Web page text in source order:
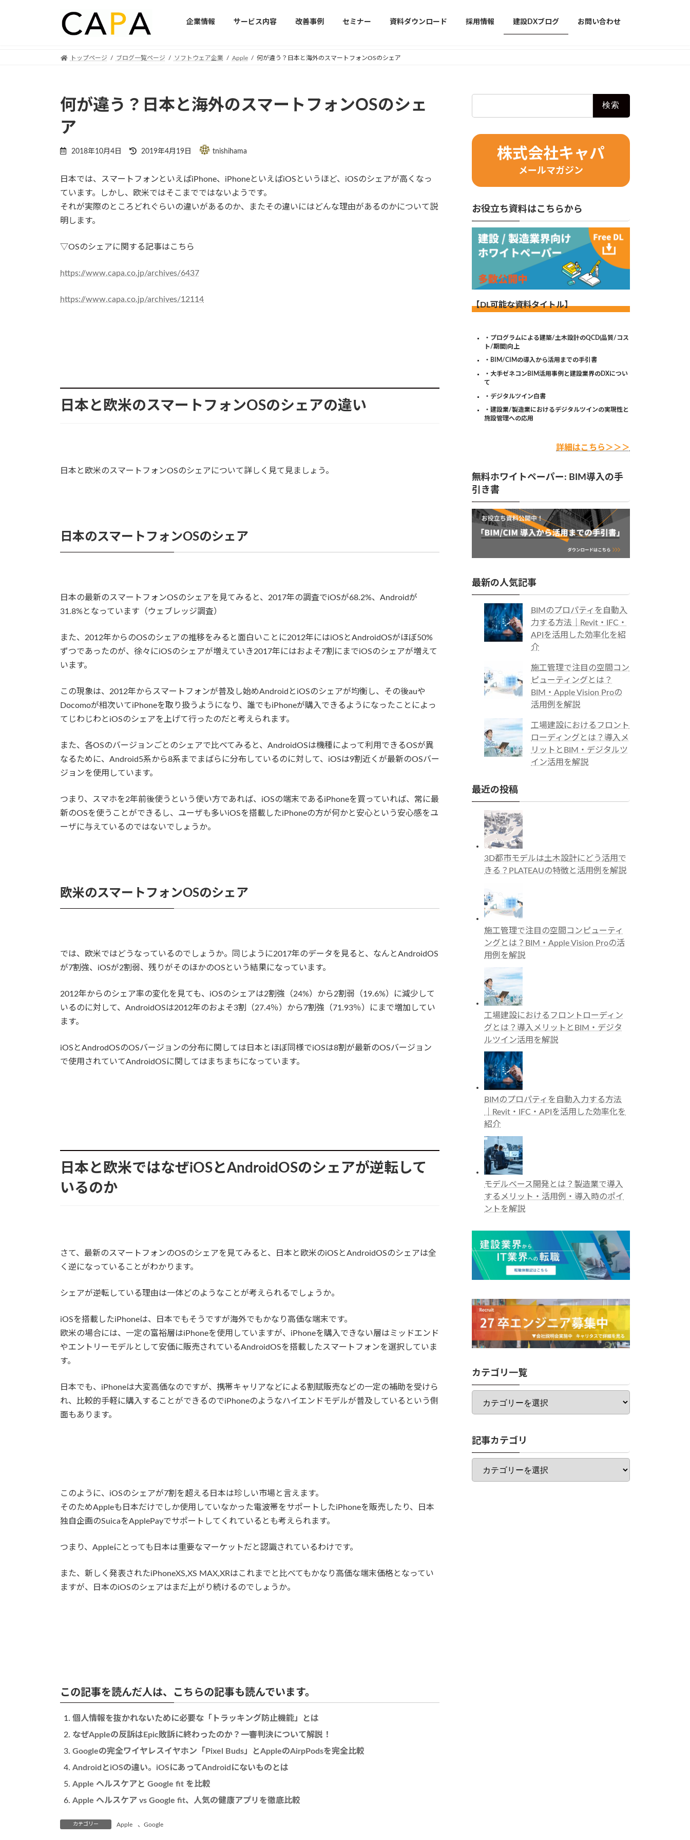
企業情報 サービス内容 改善事例 セミナー 資料ダウンロード 採用情報 建設DXブログ お問い合わせ
トップページ ブログ一覧ページ ソフトウェア企業 Apple 何が違う？日本と海外のスマートフォンOSのシェア
何が違う？日本と海外のスマートフォンOSのシェ
ア
2018年10月4日
Last
updated
2019年4月19日 tnishihama
日本では、スマートフォンといえばiPhone、iPhoneといえばiOSというほど、iOSのシェアが高くなっ
ています。しかし、欧米ではそこまでではないようです。
それが実際のところどれぐらいの違いがあるのか、またその違いにはどんな理由があるのかについて説
明します。
▽OSのシェアに関する記事はこちら
https://www.capa.co.jp/archives/6437
https://www.capa.co.jp/archives/12114
日本と欧米のスマートフォンOSのシェアの違い
日本と欧米のスマートフォンOSのシェアについて詳しく見て見ましょう。
日本のスマートフォンOSのシェア
日本の最新のスマートフォンOSのシェアを見てみると、2017年の調査でiOSが68.2%、Androidが
31.8%となっています（ウェブレッジ調査）
また、2012年からのOSのシェアの推移をみると面白いことに2012年にはiOSとAndroidOSがほぼ50%
ずつであったのが、徐々にiOSのシェアが増えていき2017年にはおよそ7割にまでiOSのシェアが増えて
います。
この現象は、2012年からスマートフォンが普及し始めAndroidとiOSのシェアが均衡し、その後auや
Docomoが相次いてiPhoneを取り扱うようになり、誰でもiPhoneが購入できるようになったことによっ
てじわじわとiOSのシェアを上げて行ったのだと考えられます。
また、各OSのバージョンごとのシェアで比べてみると、AndroidOSは機種によって利用できるOSが異
なるために、Android5系から8系までまばらに分布しているのに対して、iOSは9割近くが最新のOSバー
ジョンを使用しています。
つまり、スマホを2年前後使うという使い方であれば、iOSの端末であるiPhoneを買っていれば、常に最
新のOSを使うことができるし、ユーザも多いiOSを搭載したiPhoneの方が何かと安心という安心感をユ
ーザに与えているのではないでしょうか。
欧米のスマートフォンOSのシェア
では、欧米ではどうなっているのでしょうか。同じように2017年のデータを見ると、なんとAndroidOS
が7割強、iOSが2割弱、残りがそのほかのOSという結果になっています。
2012年からのシェア率の変化を見ても、iOSのシェアは2割強（24%）から2割弱（19.6%）に減少して
いるのに対して、AndroidOSは2012年のおよそ3割（27.4％）から7割強（71.93％）にまで増加してい
ます。
iOSとAndrodOSのOSバージョンの分布に関しては日本とほぼ同様でiOSは8割が最新のOSバージョン
で使用されていてAndroidOSに関してはまちまちになっています。
日本と欧米ではなぜiOSとAndroidOSのシェアが逆転して
いるのか
さて、最新のスマートフォンのOSのシェアを見てみると、日本と欧米のiOSとAndroidOSのシェアは全
く逆になっていることがわかります。
シェアが逆転している理由は一体どのようなことが考えられるでしょうか。
iOSを搭載したiPhoneは、日本でもそうですが海外でもかなり高価な端末です。
欧米の場合には、一定の富裕層はiPhoneを使用していますが、iPhoneを購入できない層はミッドエンド
やエントリーモデルとして安価に販売されているAndroidOSを搭載したスマートフォンを選択していま
す。
日本でも、iPhoneは大変高価なのですが、携帯キャリアなどによる割賦販売などの一定の補助を受けら
れ、比較的手軽に購入することができるのでiPhoneのようなハイエンドモデルが普及しているという側
面もあります。
このように、iOSのシェアが7割を超える日本は珍しい市場と言えます。
そのためAppleも日本だけでしか使用していなかった電波帯をサポートしたiPhoneを販売したり、日本
独自企画のSuicaをApplePayでサポートしてくれているとも考えられます。
つまり、Appleにとっても日本は重要なマーケットだと認識されているわけです。
また、新しく発表されたiPhoneXS,XS MAX,XRはこれまでと比べてもかなり高価な端末価格となってい
ますが、日本のiOSのシェアはまだ上がり続けるのでしょうか。
この記事を読んだ人は、こちらの記事も読んでいます。
個人情報を抜かれないために必要な「トラッキング防止機能」とは
なぜAppleの反訴はEpic敗訴に終わったのか？一審判決について解説！
Googleの完全ワイヤレスイヤホン「Pixel Buds」とAppleのAirpPodsを完全比較
AndroidとiOSの違い。iOSにあってAndroidにないものとは
Apple ヘルスケアと Google fit を比較
Apple ヘルスケア vs Google fit、人気の健康アプリを徹底比較
カテゴリー Apple 、 Google
株式会社キャパ
メールマガジン
お役立ち資料はこちらから
【DL可能な資料タイトル】
・プログラムによる建築/土木設計のQCD(品質/コス
ト/期間)向上
・BIM/CIMの導入から活用までの手引書
・大手ゼネコンBIM活用事例と建設業界のDXについ
て
・デジタルツイン白書
・建設業/製造業におけるデジタルツインの実現性と
施設管理への応用
詳細はこちら＞＞＞
無料ホワイトペーパー: BIM導入の手
引き書
最新の人気記事
BIMのプロパティを自動入
力する方法｜Revit・IFC・
APIを活用した効率化を紹
介
施工管理で注目の空間コン
ピューティングとは？
BIM・Apple Vision Proの
活用例を解説
工場建設におけるフロント
ローディングとは？導入メ
リットとBIM・デジタルツ
イン活用を解説
最近の投稿
3D都市モデルは土木設計にどう活用で
きる？PLATEAUの特徴と活用例を解説
施工管理で注目の空間コンピューティ
ングとは？BIM・Apple Vision Proの活
用例を解説
工場建設におけるフロントローディン
グとは？導入メリットとBIM・デジタ
ルツイン活用を解説
BIMのプロパティを自動入力する方法
｜Revit・IFC・APIを活用した効率化を
紹介
モデルベース開発とは？製造業で導入
するメリット・活用例・導入時のポイ
ントを解説
カテゴリ一覧
カ
ゴ
一
覧
記事カテゴリ
記
カ